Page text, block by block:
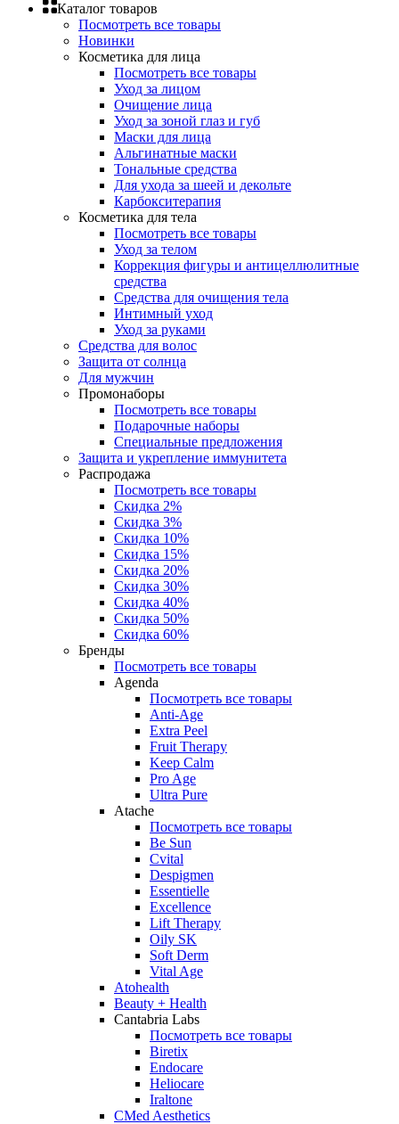
Каталог товаров
Посмотреть все товары
Новинки
Косметика для лица
Посмотреть все товары
Уход за лицом
Очищение лица
Уход за зоной глаз и губ
Маски для лица
Альгинатные маски
Тональные средства
Для ухода за шеей и декольте
Карбокситерапия
Косметика для тела
Посмотреть все товары
Уход за телом
Коррекция фигуры и антицеллюлитные
средства
Средства для очищения тела
Интимный уход
Уход за руками
Средства для волос
Защита от солнца
Для мужчин
Промонаборы
Посмотреть все товары
Подарочные наборы
Специальные предложения
Защита и укрепление иммунитета
Распродажа
Посмотреть все товары
Скидка 2%
Скидка 3%
Скидка 10%
Скидка 15%
Скидка 20%
Скидка 30%
Скидка 40%
Скидка 50%
Скидка 60%
Бренды
Посмотреть все товары
Agenda
Посмотреть все товары
Anti‑Age
Extra Peel
Fruit Therapy
Keep Calm
Pro Age
Ultra Pure
Atache
Посмотреть все товары
Be Sun
Cvital
Despigmen
Essentielle
Excellence
Lift Therapy
Oily SK
Soft Derm
Vital Age
Atohealth
Beauty + Health
Cantabria Labs
Посмотреть все товары
Biretix
Endocare
Heliocare
Iraltone
CMed Aesthetics